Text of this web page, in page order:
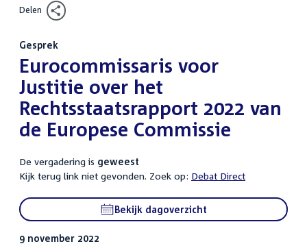
Delen
Gesprek
:Eurocommissaris voor
Justitie over het
Rechtsstaatsrapport 2022 van
de Europese Commissie
De vergadering is geweest
Kijk terug link niet gevonden. Zoek op: Debat Direct
Bekijk dagoverzicht
9 november 2022